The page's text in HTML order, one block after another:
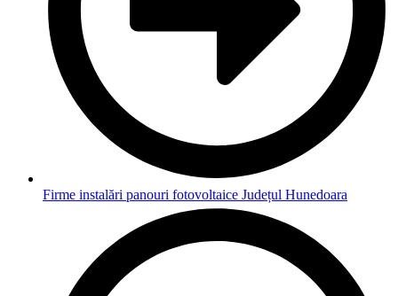
Firme instalări panouri fotovoltaice Județul Hunedoara